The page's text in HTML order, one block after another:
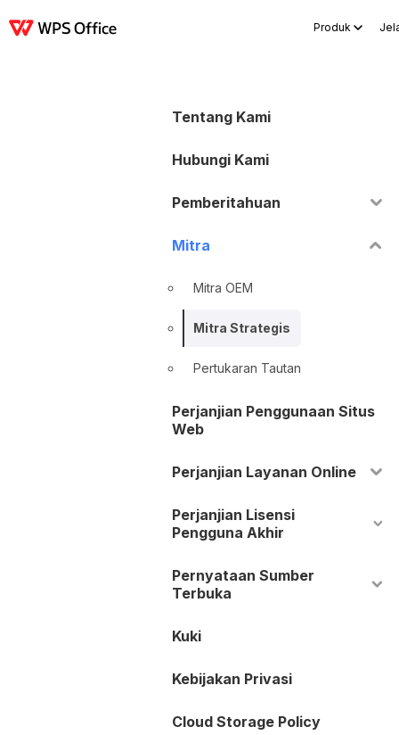
Produk
Tentang Kami
Hubungi Kami
Pemberitahuan
Mitra
Mitra OEM
Mitra Strategis
Pertukaran Tautan
Perjanjian Penggunaan Situs
Web
Perjanjian Layanan Online
Perjanjian Lisensi
Pengguna Akhir
Pernyataan Sumber
Terbuka
Kuki
Kebijakan Privasi
Cloud Storage Policy